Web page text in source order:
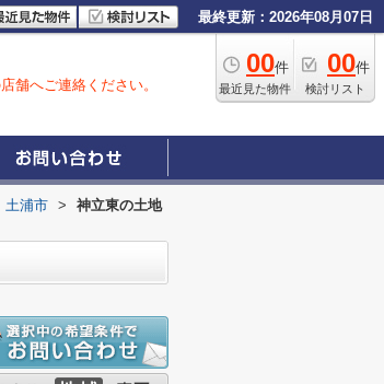
最終更新：2026年08月07日
00件
最近見た物件
00件
検討リスト
舗へご連絡ください。
土浦市 >
神立東の土地